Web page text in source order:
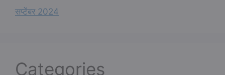
सप्टेंबर 2024
Categories